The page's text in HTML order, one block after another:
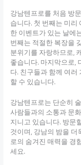
강남텐프로를 처음 방
습니다. 첫 번째는 미
한 이벤트가 있는 날에
번째는 적절한 복장을
분위기를 자랑하므로,
좋습니다. 마지막으로,
다. 친구들과 함께 여
할 수 있습니다.
강남텐프로는 단순히
사람들과의 소통과 문
지니고 있습니다. 방문
것이며, 강남의 밤을
로의 숨겨진 매력을 경
세요.